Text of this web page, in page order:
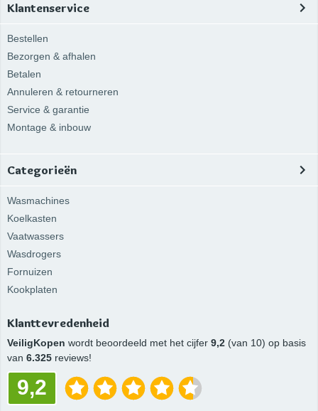
Klantenservice
Bestellen
Bezorgen & afhalen
Betalen
Annuleren & retourneren
Service & garantie
Montage & inbouw
Categorieën
Wasmachines
Koelkasten
Vaatwassers
Wasdrogers
Fornuizen
Kookplaten
Klanttevredenheid
VeiligKopen wordt beoordeeld met het cijfer 9,2 (van 10) op basis
van 6.325 reviews!
9,2